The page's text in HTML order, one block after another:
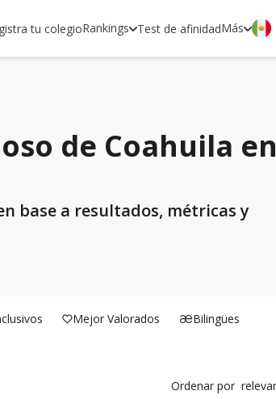
tu colegioRankings Test de afinidadMás
de Coahuila en
base a resultados, métricas y
Mejor Valorados Bilingües
Ordenar por